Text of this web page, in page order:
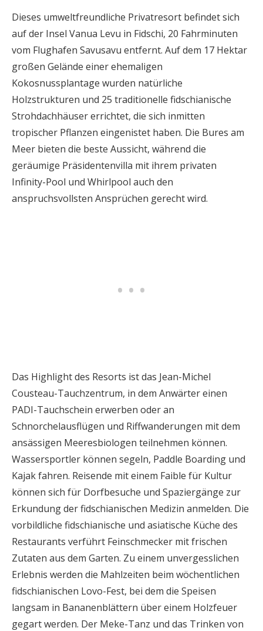
Dieses umweltfreundliche Privatresort befindet sich
auf der Insel Vanua Levu in Fidschi, 20 Fahrminuten
vom Flughafen Savusavu entfernt. Auf dem 17 Hektar
großen Gelände einer ehemaligen
Kokosnussplantage wurden natürliche
Holzstrukturen und 25 traditionelle fidschianische
Strohdachhäuser errichtet, die sich inmitten
tropischer Pflanzen eingenistet haben. Die Bures am
Meer bieten die beste Aussicht, während die
geräumige Präsidentenvilla mit ihrem privaten
Infinity-Pool und Whirlpool auch den
anspruchsvollsten Ansprüchen gerecht wird.
Das Highlight des Resorts ist das Jean-Michel
Cousteau-Tauchzentrum, in dem Anwärter einen
PADI-Tauchschein erwerben oder an
Schnorchelausflügen und Riffwanderungen mit dem
ansässigen Meeresbiologen teilnehmen können.
Wassersportler können segeln, Paddle Boarding und
Kajak fahren. Reisende mit einem Faible für Kultur
können sich für Dorfbesuche und Spaziergänge zur
Erkundung der fidschianischen Medizin anmelden. Die
vorbildliche fidschianische und asiatische Küche des
Restaurants verführt Feinschmecker mit frischen
Zutaten aus dem Garten. Zu einem unvergesslichen
Erlebnis werden die Mahlzeiten beim wöchentlichen
fidschianischen Lovo-Fest, bei dem die Speisen
langsam in Bananenblättern über einem Holzfeuer
gegart werden. Der Meke-Tanz und das Trinken von